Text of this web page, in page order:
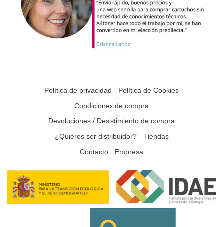
Política de privacidad
Política de Cookies
Condiciones de compra
Devoluciones / Desistimiento de compra
¿Quieres ser distribuidor?
Tiendas
Contacto
Empresa